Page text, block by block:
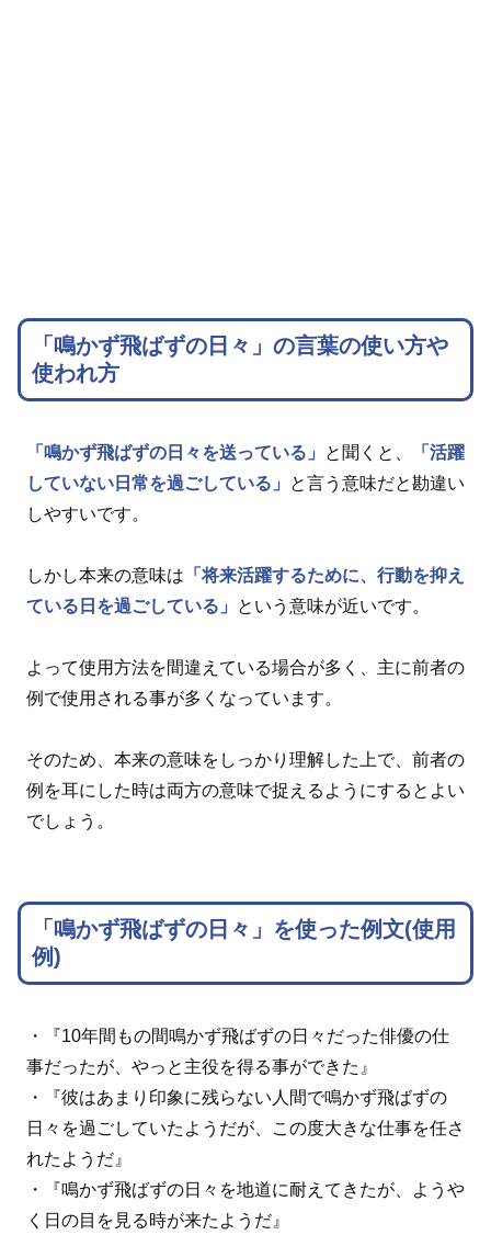
「鳴かず飛ばずの日々」の言葉の使い方や
使われ方
「鳴かず飛ばずの日々を送っている」 と聞くと、
「活躍
していない日常を過ごしている」
と言う意味だと勘違い
しやすいです。
しかし本来の意味は 「将来活躍するために、行動を抑え
ている日を過ごしている」
という意味が近いです。
よって使用方法を間違えている場合が多く、主に前者の
例で使用される事が多くなっています。
そのため、本来の意味をしっかり理解した上で、前者の
例を耳にした時は両方の意味で捉えるようにするとよい
でしょう。
「鳴かず飛ばずの日々」を使った例文(使用
例)
・『10年間もの間鳴かず飛ばずの日々だった俳優の仕
事だったが、やっと主役を得る事ができた』
・『彼はあまり印象に残らない人間で鳴かず飛ばずの
日々を過ごしていたようだが、この度大きな仕事を任さ
れたようだ』
・『鳴かず飛ばずの日々を地道に耐えてきたが、ようや
く日の目を見る時が来たようだ』